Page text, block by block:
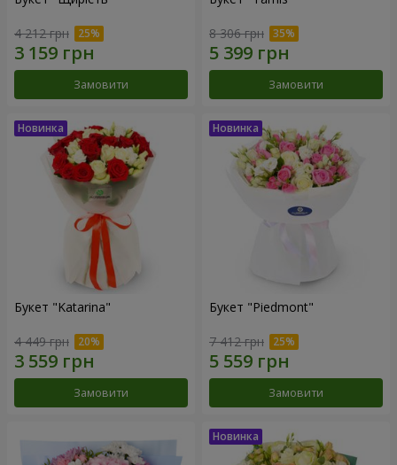
4 212 грн
Замовити
8 306 грн
Замовити
Букет "Katarina"
4 449 грн
Замовити
Букет "Piedmont"
7 412 грн
Замовити